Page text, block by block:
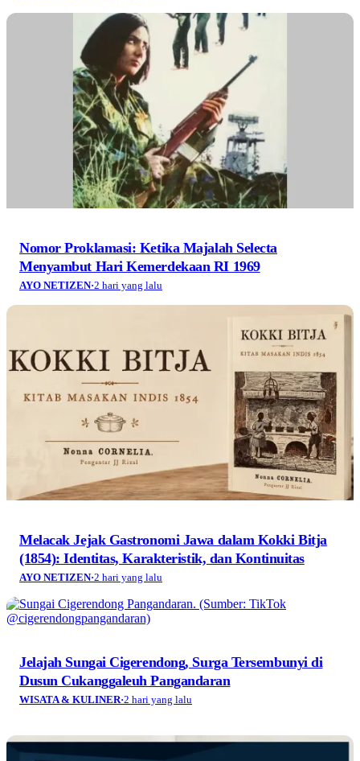
Nomor Proklamasi: Ketika Majalah Selecta
Menyambut Hari Kemerdekaan RI 1969
AYO NETIZEN·2 hari yang lalu
Melacak Jejak Gastronomi Jawa dalam Kokki Bitja
(1854): Identitas, Karakteristik, dan Kontinuitas
AYO NETIZEN·2 hari yang lalu
Jelajah Sungai Cigerendong, Surga Tersembunyi di
Dusun Cukanggaleuh Pangandaran
WISATA & KULINER·2 hari yang lalu